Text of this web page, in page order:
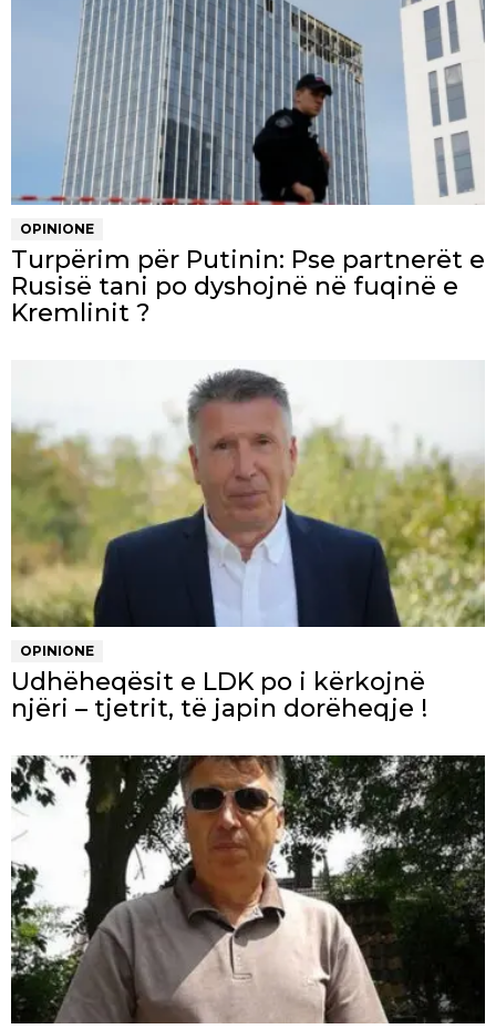
OPINIONE
Turpërim për Putinin: Pse partnerët e
Rusisë tani po dyshojnë në fuqinë e
Kremlinit ?
OPINIONE
Udhëheqësit e LDK po i kërkojnë
njëri – tjetrit, të japin dorëheqje !